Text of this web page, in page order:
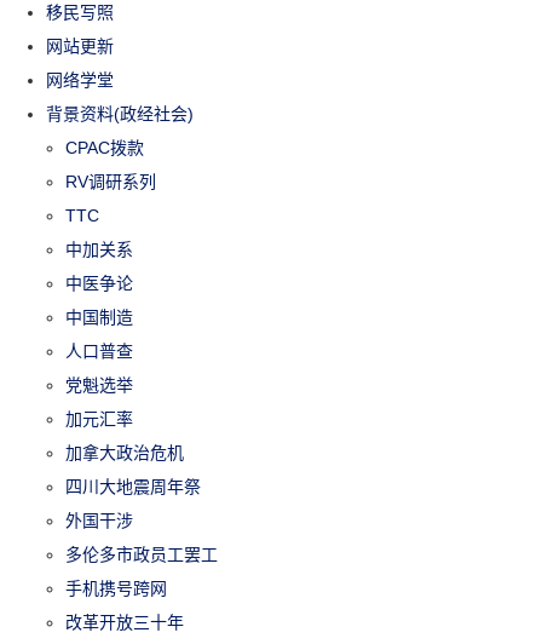
移民写照
网站更新
网络学堂
背景资料(政经社会)
CPAC拨款
RV调研系列
TTC
中加关系
中医争论
中国制造
人口普查
党魁选举
加元汇率
加拿大政治危机
四川大地震周年祭
外国干涉
多伦多市政员工罢工
手机携号跨网
改革开放三十年